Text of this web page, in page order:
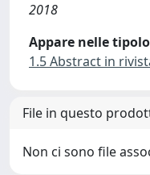
2018
Appare nelle
1.5 Abstract in
File in questo
Non ci sono file